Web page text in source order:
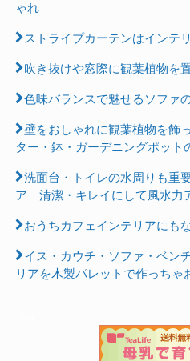
ゃれ
ストライプカーテンはインテ
吹き抜けや窓際に観葉植物を
色味バランスで魅せるソファ
壁をおしゃれに観葉植物を飾
ター・鉢・ガーデニングポット
洗面台・トイレの水周りも重
ア 清潔・キレイにして風水力
おうちカフェインテリアにも
イス・カウチ・ソファ・ベン
リアを木製パレットで作っちゃ